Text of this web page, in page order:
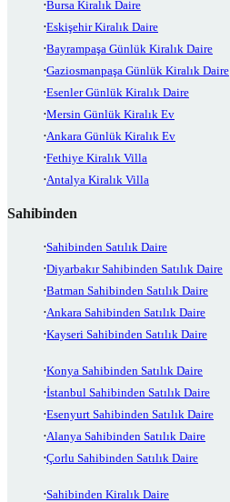
Bursa Kiralık Daire
Eskişehir Kiralık Daire
Bayrampaşa Günlük Kiralık Daire
Gaziosmanpaşa Günlük Kiralık Daire
Esenler Günlük Kiralık Daire
Mersin Günlük Kiralık Ev
Ankara Günlük Kiralık Ev
Fethiye Kiralık Villa
Antalya Kiralık Villa
Sahibinden
Sahibinden Satılık Daire
Diyarbakır Sahibinden Satılık Daire
Batman Sahibinden Satılık Daire
Ankara Sahibinden Satılık Daire
Kayseri Sahibinden Satılık Daire
Konya Sahibinden Satılık Daire
İstanbul Sahibinden Satılık Daire
Esenyurt Sahibinden Satılık Daire
Alanya Sahibinden Satılık Daire
Çorlu Sahibinden Satılık Daire
Sahibinden Kiralık Daire